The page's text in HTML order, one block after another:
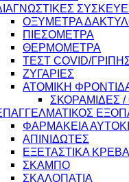
ΟΞΥΜΕΤΡΑ
ΠΙΕΣΟΜΕΤΡΑ
ΘΕΡΜΟΜΕΤΡΑ
ΤΕΣΤ COVID/
ΖΥΓΑΡΙΕΣ
ΑΤΟΜΙΚΗ
ΣΚΟΡΑΜΙΔΕΣ
ΦΑΡΜΑΚΕΙΑ
ΑΠΙΝΙΔΩΤΕΣ
ΕΞΕΤΑΣΤΙΚΑ
ΣΚΑΜΠΟ
ΣΚΑΛΟΠΑΤΙΑ